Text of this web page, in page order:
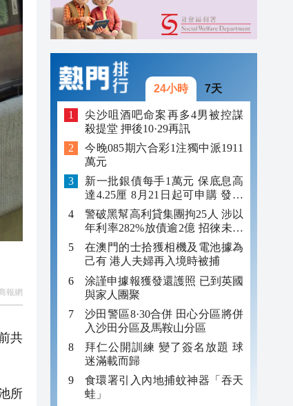
09:53
報網
共
所
24小時 7天
尖沙咀酒吧命案再多4男被控謀
殺提堂 押後10·29再訊
今晚085期六合彩1注獨中派1911
萬元
新一批銀債每手1萬元 保底息高
達4.25厘 8月21日起可申購 發行
金額最多550億
警破黑幫高利貸集團拘25人 涉以
年利率282%放債逾2億 招徠未成
年追數
在澳門的士拾獲相機及電池據為
己有 港人夫婦再入境時被捕
涂謹申據報獲發還護照 已到英國
與家人團聚
沙田警區8·30合併 田心分區將併
入沙田分區及馬鞍山分區
拜仁公開訓練 變了簽名放題 球
迷滿載而歸
食環署引入內地捕蚊神器「吞天
蛙」